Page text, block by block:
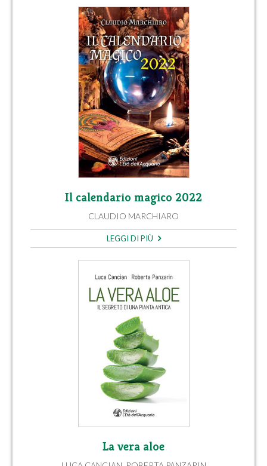
Il calendario magico 2022
CLAUDIO MARCHIARO
LEGGI DI PIÙ
La vera aloe